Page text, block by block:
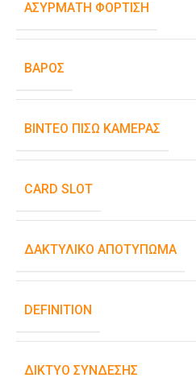
ΑΣΎΡΜΑΤΗ ΦΌΡΤΙΣΗ
ΒΆΡΟΣ
ΒΊΝΤΕΟ ΠΊΣΩ ΚΆΜΕΡΑΣ
CARD SLOT
ΔΑΚΤΥΛΙΚΌ ΑΠΟΤΎΠΩΜΑ
DEFINITION
ΔΊΚΤΥΟ ΣΎΝΔΕΣΗΣ